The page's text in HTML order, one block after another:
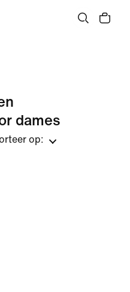
dames
op: